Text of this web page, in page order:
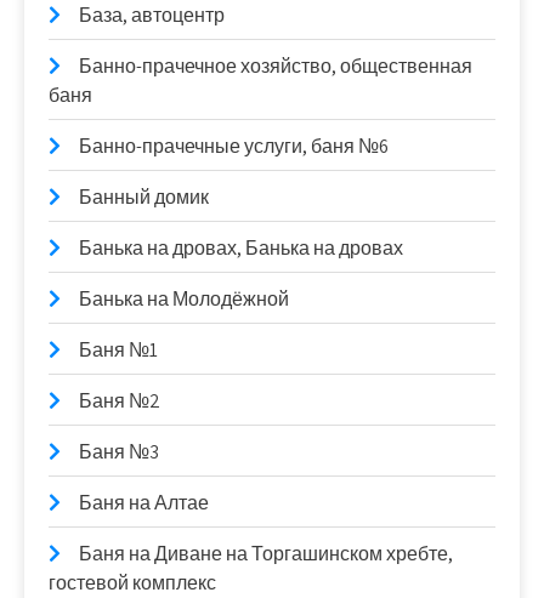
База, автоцентр
Банно-прачечное хозяйство, общественная
баня
Банно-прачечные услуги, баня №6
Банный домик
Банька на дровах, Банька на дровах
Банька на Молодёжной
Баня №1
Баня №2
Баня №3
Баня на Алтае
Баня на Диване на Торгашинском хребте,
гостевой комплекс